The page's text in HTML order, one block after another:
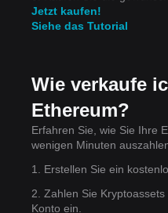
Jetzt kaufen!
Siehe das Tutorial
Wie verkaufe
Ethereum?
Erfahren Sie, wie Sie Ihre
wenigen Minuten
1. Erstellen Sie ein
2. Zahlen Sie
Konto ein.